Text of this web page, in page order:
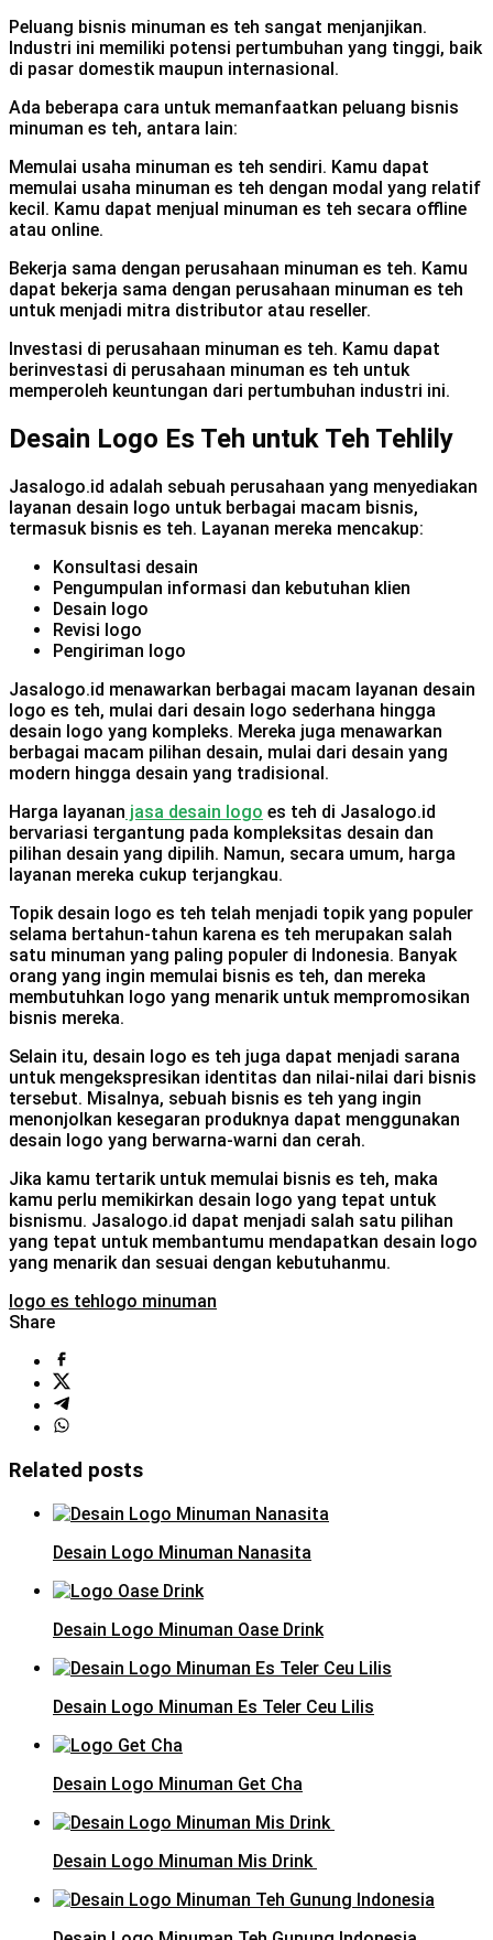
Peluang bisnis minuman es teh sangat menjanjikan.
Industri ini memiliki potensi pertumbuhan yang tinggi, baik
di pasar domestik maupun internasional.
Ada beberapa cara untuk memanfaatkan peluang bisnis
minuman es teh, antara lain:
Memulai usaha minuman es teh sendiri. Kamu dapat
memulai usaha minuman es teh dengan modal yang relatif
kecil. Kamu dapat menjual minuman es teh secara offline
atau online.
Bekerja sama dengan perusahaan minuman es teh. Kamu
dapat bekerja sama dengan perusahaan minuman es teh
untuk menjadi mitra distributor atau reseller.
Investasi di perusahaan minuman es teh. Kamu dapat
berinvestasi di perusahaan minuman es teh untuk
memperoleh keuntungan dari pertumbuhan industri ini.
Desain Logo Es Teh untuk Teh Tehlily
Jasalogo.id adalah sebuah perusahaan yang menyediakan
layanan desain logo untuk berbagai macam bisnis,
termasuk bisnis es teh. Layanan mereka mencakup:
Konsultasi desain
Pengumpulan informasi dan kebutuhan klien
Desain logo
Revisi logo
Pengiriman logo
Jasalogo.id menawarkan berbagai macam layanan desain
logo es teh, mulai dari desain logo sederhana hingga
desain logo yang kompleks. Mereka juga menawarkan
berbagai macam pilihan desain, mulai dari desain yang
modern hingga desain yang tradisional.
Harga layanan jasa desain logo es teh di Jasalogo.id
bervariasi tergantung pada kompleksitas desain dan
pilihan desain yang dipilih. Namun, secara umum, harga
layanan mereka cukup terjangkau.
Topik desain logo es teh telah menjadi topik yang populer
selama bertahun-tahun karena es teh merupakan salah
satu minuman yang paling populer di Indonesia. Banyak
orang yang ingin memulai bisnis es teh, dan mereka
membutuhkan logo yang menarik untuk mempromosikan
bisnis mereka.
Selain itu, desain logo es teh juga dapat menjadi sarana
untuk mengekspresikan identitas dan nilai-nilai dari bisnis
tersebut. Misalnya, sebuah bisnis es teh yang ingin
menonjolkan kesegaran produknya dapat menggunakan
desain logo yang berwarna-warni dan cerah.
Jika kamu tertarik untuk memulai bisnis es teh, maka
kamu perlu memikirkan desain logo yang tepat untuk
bisnismu. Jasalogo.id dapat menjadi salah satu pilihan
yang tepat untuk membantumu mendapatkan desain logo
yang menarik dan sesuai dengan kebutuhanmu.
logo es tehlogo minuman
Share
Related posts
Desain Logo Minuman Nanasita
Desain Logo Minuman Oase Drink
Desain Logo Minuman Es Teler Ceu Lilis
Desain Logo Minuman Get Cha
Desain Logo Minuman Mis Drink